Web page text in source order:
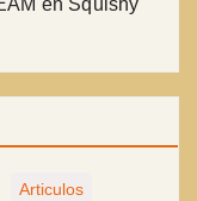
en Squishy
Articulos